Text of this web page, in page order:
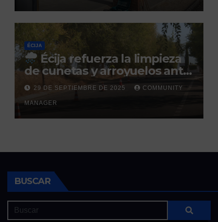
ÉCIJA
Écija refuerza la limpieza
de cunetas y arroyuelos ante
la llegada de las lluvias
otoñales
29 DE SEPTIEMBRE DE 2025 COMMUNITY
MANAGER
BUSCAR